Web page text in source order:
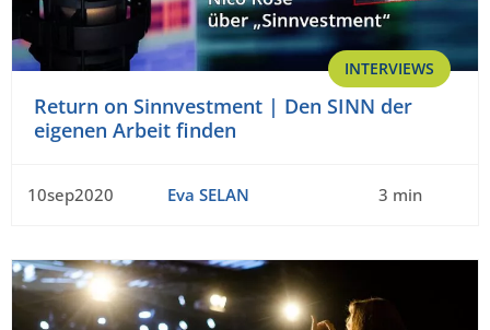
INTERVIEWS
Return on Sinnvestment | Den SINN der
eigenen Arbeit finden
10sep2020 Eva SELAN 3 min